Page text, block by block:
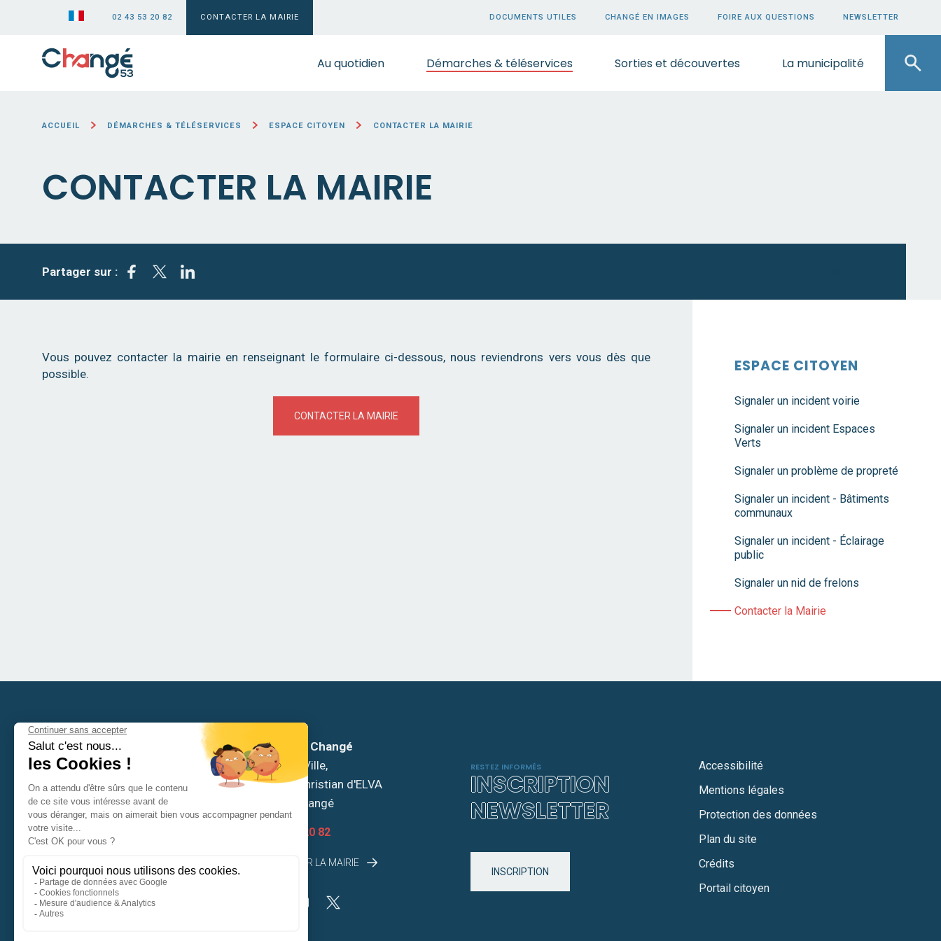
DOCUMENTS UTILES CHANGÉ EN IMAGES FOIRE AUX QUESTIONS NEWSLETTER
02 43 53 20 82 CONTACTER LA MAIRIE
Au quotidien Démarches & téléservices Sorties et découvertes La municipalité
ACCUEIL DÉMARCHES & TÉLÉSERVICES ESPACE CITOYEN CONTACTER LA MAIRIE
CONTACTER LA MAIRIE
Partager sur :
Vous pouvez contacter la mairie en renseignant le formulaire ci-dessous, nous reviendrons vers vous dès que
possible.
CONTACTER LA MAIRIE
ESPACE CITOYEN
Signaler un incident voirie
Signaler un incident Espaces
Verts
Signaler un problème de propreté
Signaler un incident - Bâtiments
communaux
Signaler un incident - Éclairage
public
Signaler un nid de frelons
Contacter la Mairie
Mairie de Changé
Hôtel de Ville,
6 place Christian d'ELVA
53810 Changé
02 43 53 20 82
CONTACTER LA MAIRIE
RESTEZ INFORMÉS
INSCRIPTION
NEWSLETTER
INSCRIPTION
Accessibilité
Mentions légales
Protection des données
Plan du site
Crédits
Portail citoyen